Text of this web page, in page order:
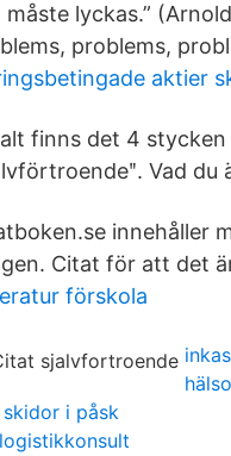
måste lyckas.”
problems,
aktier
finns det 4
Vad du
innehåller
Citat för att det
förskola
i påsk